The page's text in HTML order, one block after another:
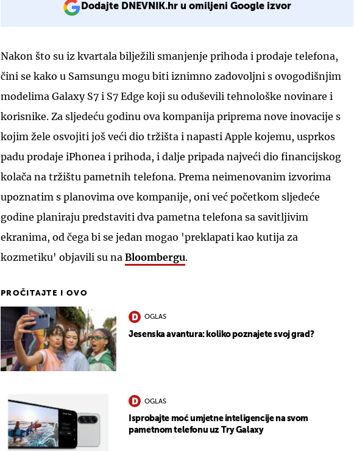
Dodajte DNEVNIK.hr u omiljeni Google izvor
Nakon što su iz kvartala bilježili smanjenje prihoda i prodaje telefona,
čini se kako u Samsungu mogu biti iznimno zadovoljni s ovogodišnjim
modelima Galaxy S7 i S7 Edge koji su oduševili tehnološke novinare i
korisnike. Za sljedeću godinu ova kompanija priprema nove inovacije s
kojim žele osvojiti još veći dio tržišta i napasti Apple kojemu, usprkos
padu prodaje iPhonea i prihoda, i dalje pripada najveći dio financijskog
kolača na tržištu pametnih telefona. Prema neimenovanim izvorima
upoznatim s planovima ove kompanije, oni već početkom sljedeće
godine planiraju predstaviti dva pametna telefona sa savitljivim
ekranima, od čega bi se jedan mogao 'preklapati kao kutija za
kozmetiku' objavili su na Bloombergu.
PROČITAJTE I OVO
OGLAS
Jesenska avantura: koliko poznajete svoj grad?
OGLAS
Isprobajte moć umjetne inteligencije na svom
pametnom telefonu uz Try Galaxy